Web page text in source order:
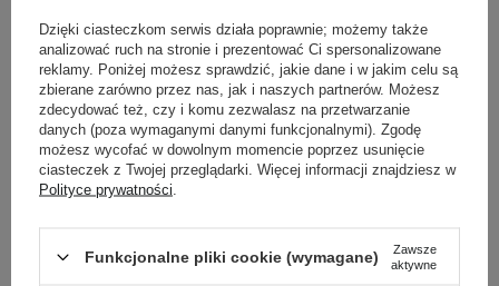
Cream - Nawilżający
Quercetinol Pore Deep
Dzięki ciasteczkom serwis działa poprawnie; możemy także
analizować ruch na stronie i prezentować Ci spersonalizowane
reklamy. Poniżej możesz sprawdzić, jakie dane i w jakim celu są
zbierane zarówno przez nas, jak i naszych partnerów. Możesz
zdecydować też, czy i komu zezwalasz na przetwarzanie
danych (poza wymaganymi danymi funkcjonalnymi). Zgodę
możesz wycofać w dowolnym momencie poprzez usunięcie
ciasteczek z Twojej przeglądarki. Więcej informacji znajdziesz w
Polityce prywatności
Funkcjonalne pliki cookie (wymagane)
Zawsze
aktywne